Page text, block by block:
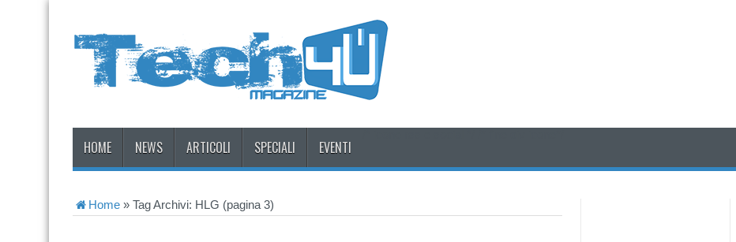
HOME NEWS ARTICOLI SPECIALI EVENTI
Home » Tag Archivi: HLG (pagina 3)